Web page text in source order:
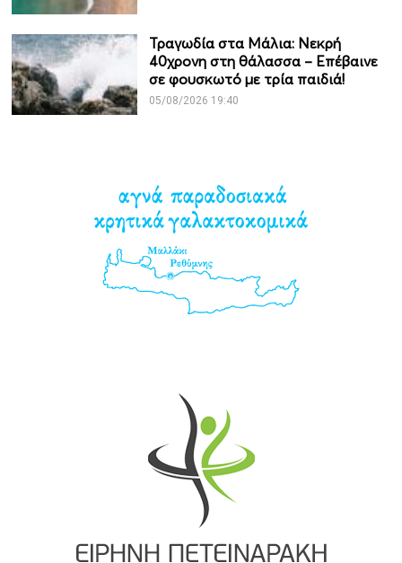
Τραγωδία στα Μάλια: Νεκρή
40χρονη στη θάλασσα – Επέβαινε
σε φουσκωτό με τρία παιδιά!
05/08/2026 19:40